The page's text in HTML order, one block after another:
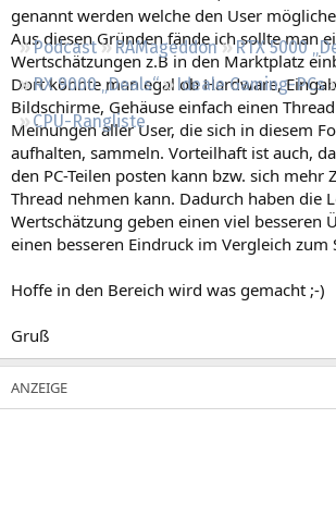
Podcast RAMageddon
RTX 5000
RX 9000 „Deals“
Ideale Gaming-PCs
CPU-Rangliste
genannt werden welche den User
Aus diesen Gründen fände ich sollte man
Wertschätzungen z.B in den Marktplatz
Dort könnte man egal ob Hardware,
Bildschirme, Gehäuse einfach einen
Meinungen aller User, die sich in diesem
aufhalten, sammeln. Vorteilhaft ist auch,
den PC-Teilen posten kann bzw. sich mehr
Thread nehmen kann. Dadurch haben die
Wertschätzung geben einen viel besseren
einen besseren Eindruck im Vergleich zum
Hoffe in den Bereich wird was gemacht ;-)
Gruß